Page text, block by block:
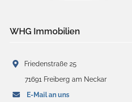
WHG Immobilien
Friedenstraße 25
71691 Freiberg am Neckar
E-Mail an uns